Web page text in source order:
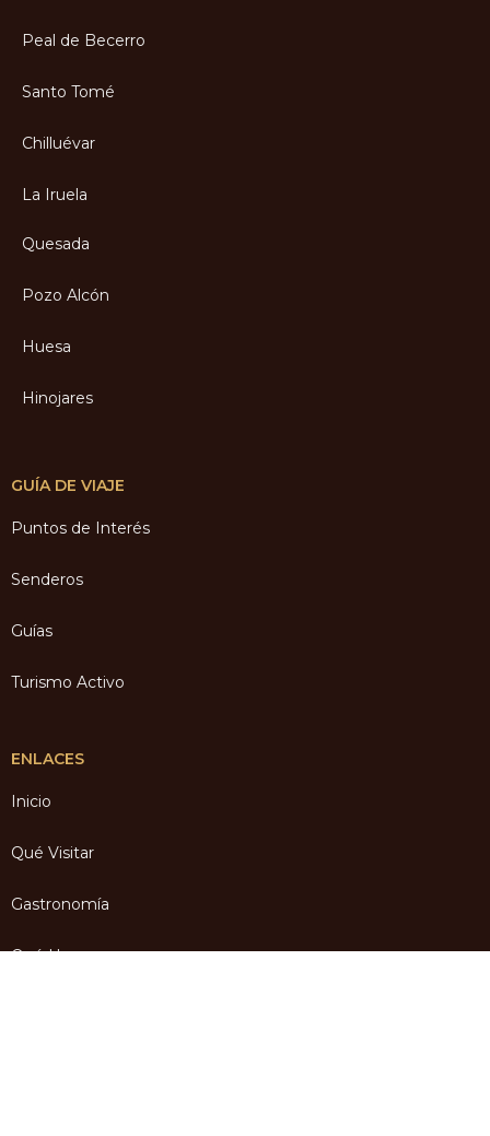
Peal de Becerro
Santo Tomé
Chilluévar
La Iruela
Quesada
Pozo Alcón
Huesa
Hinojares
GUÍA DE VIAJE
Puntos de Interés
Senderos
Guías
Turismo Activo
ENLACES
Inicio
Qué Visitar
Gastronomía
Qué Hacer